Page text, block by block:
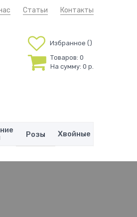
Статьи Контакты
Избранное
Товаров: 0
На сумму: 0 р.
Розы Хвойные